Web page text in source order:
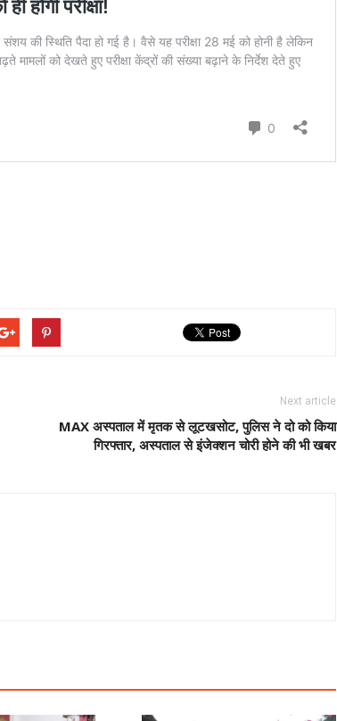
Next article
MAX अस्पताल में मृतक से लूटखसोट, पुलिस ने दो को किया
गिरफ्तार, अस्पताल से इंजेक्शन चोरी होने की भी खबर